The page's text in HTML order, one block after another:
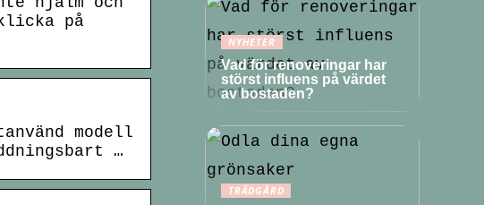
på
modell
…
NYHETER
Vad för renoveringar har
störst influens på värdet
av bostaden?
TRÄDGÅRD